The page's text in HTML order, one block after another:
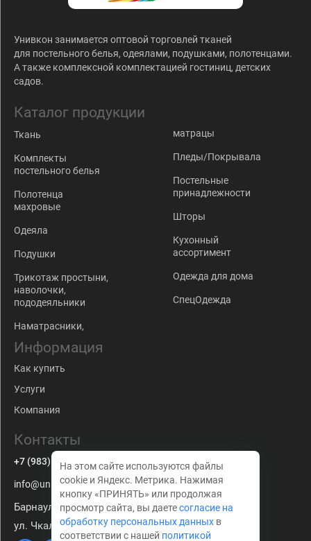
Унивкон занимается оптовой торговлей тканей
для постельного белья, одеялами, подушками, полотенцами.
А также комплексной комплектацией гостиниц, детских
садов.
Каталог продукции
Ткань
Комплекты
постельного белья
Полотенца
махровые
Одеяла
Подушки
Трикотаж простыни,
наволочки,
пододеяльники
Наматрасники,
матрацы
Пледы/Покрывала
Постельные
принадлежности
Шторы
Кухонный
ассортимент
Одежда для дома
СпецОдежда
Информация
Как купить
Услуги
Компания
Контакты
+7 (983) 179-63-67
info@univkon22.ru
Барнаул
ул. Чкалова 210
На этом сайте используются файлы
cookie и Яндекс. Метрика. Нажимая
кнопку «ПРИНЯТЬ» или продолжая
просмотр сайта, вы даетесогласие на
обработку персональных данных в
соответствии с нашей политикой